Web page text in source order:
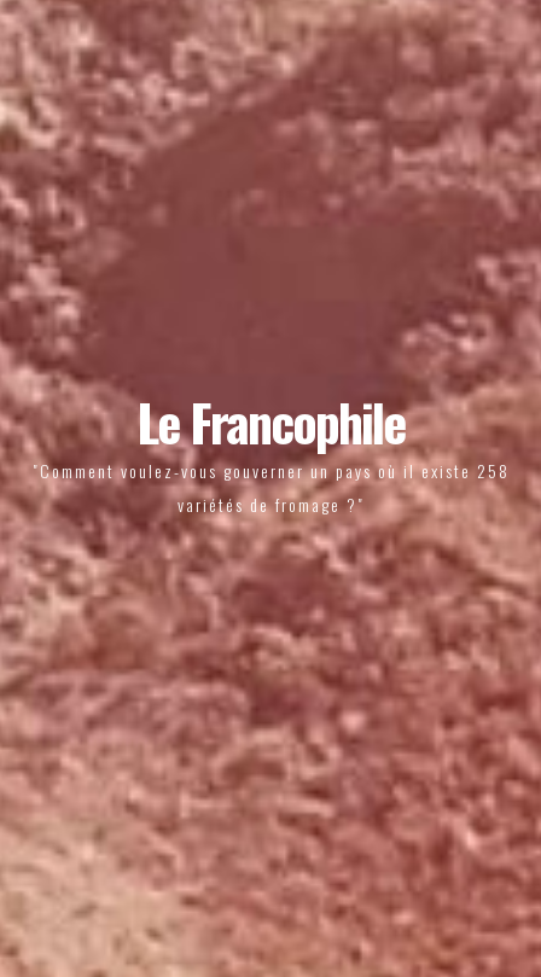
Le Francophile
"Comment voulez-vous gouverner un pays où il existe 258
variétés de fromage ?"